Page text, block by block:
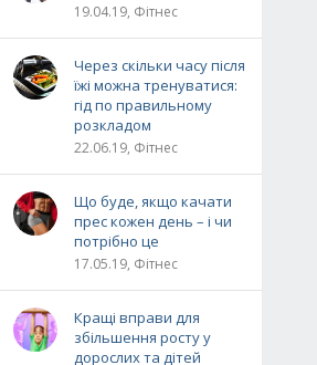
19.04.19, Фітнес
Через скільки часу після
їжі можна тренуватися:
гід по правильному
розкладом
22.06.19, Фітнес
Що буде, якщо качати
прес кожен день – і чи
потрібно це
17.05.19, Фітнес
Кращі вправи для
збільшення росту у
дорослих та дітей